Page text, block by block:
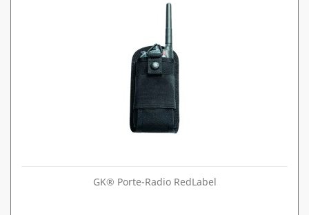
GK® Porte-Radio RedLabel